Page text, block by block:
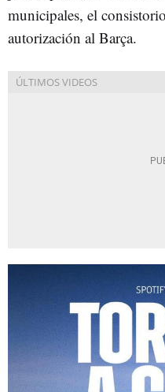
municipales, el
autorización al Barça.